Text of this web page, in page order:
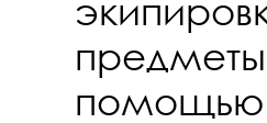
помощью